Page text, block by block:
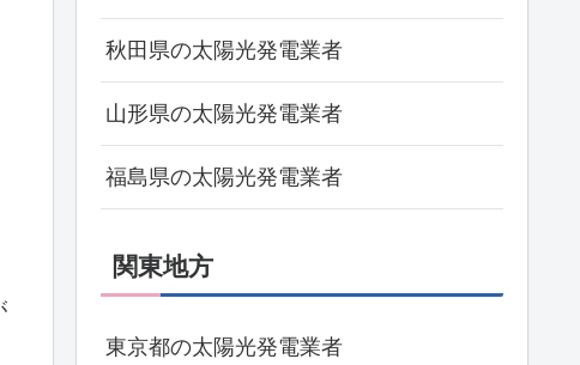
秋田県の太陽光発電業者
山形県の太陽光発電業者
福島県の太陽光発電業者
関東地方
東京都の太陽光発電業者